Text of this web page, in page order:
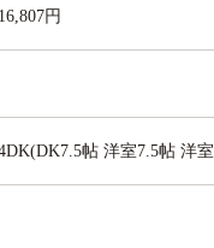
16,807円
帖 洋室7.5帖 洋